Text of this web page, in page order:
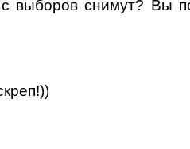
выборов снимут? Вы